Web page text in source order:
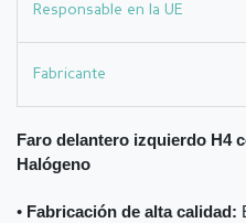
Responsable en la UE
Fabricante
Faro delantero izquierdo H4
Halógeno
• Fabricación de alta calidad: